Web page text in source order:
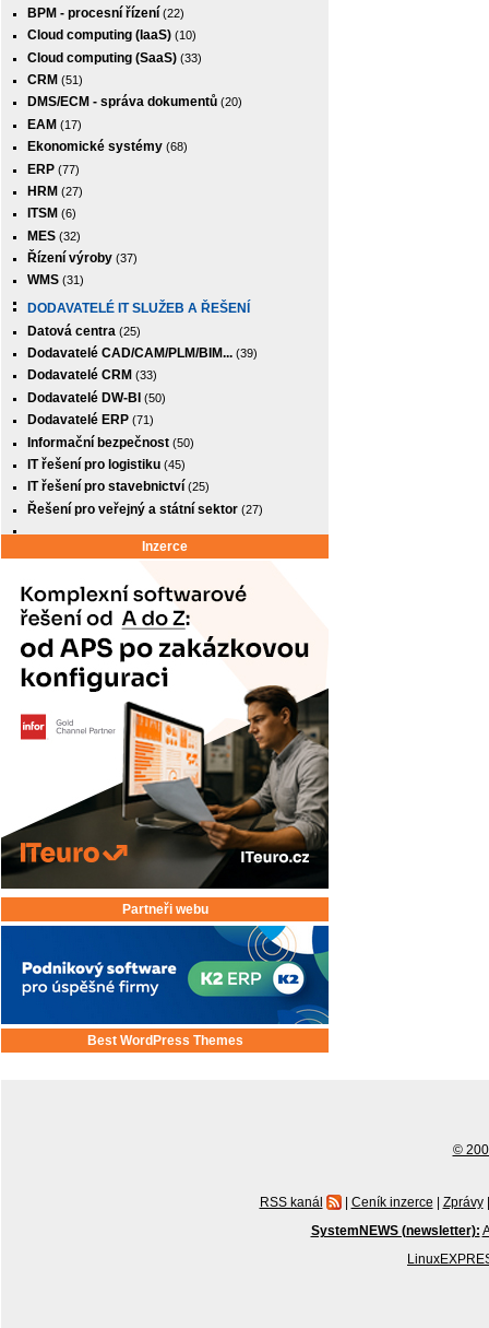
BPM - procesní řízení (22)
Cloud computing (IaaS) (10)
Cloud computing (SaaS) (33)
CRM (51)
DMS/ECM - správa dokumentů (20)
EAM (17)
Ekonomické systémy (68)
ERP (77)
HRM (27)
ITSM (6)
MES (32)
Řízení výroby (37)
WMS (31)
DODAVATELÉ IT SLUŽEB A ŘEŠENÍ
Datová centra (25)
Dodavatelé CAD/CAM/PLM/BIM... (39)
Dodavatelé CRM (33)
Dodavatelé DW-BI (50)
Dodavatelé ERP (71)
Informační bezpečnost (50)
IT řešení pro logistiku (45)
IT řešení pro stavebnictví (25)
Řešení pro veřejný a státní sektor (27)
Inzerce
Partneři webu
Best WordPress Themes
©
RSS kanál | Ceník inzerce | Zprávy |
SystemNEWS (newsletter):